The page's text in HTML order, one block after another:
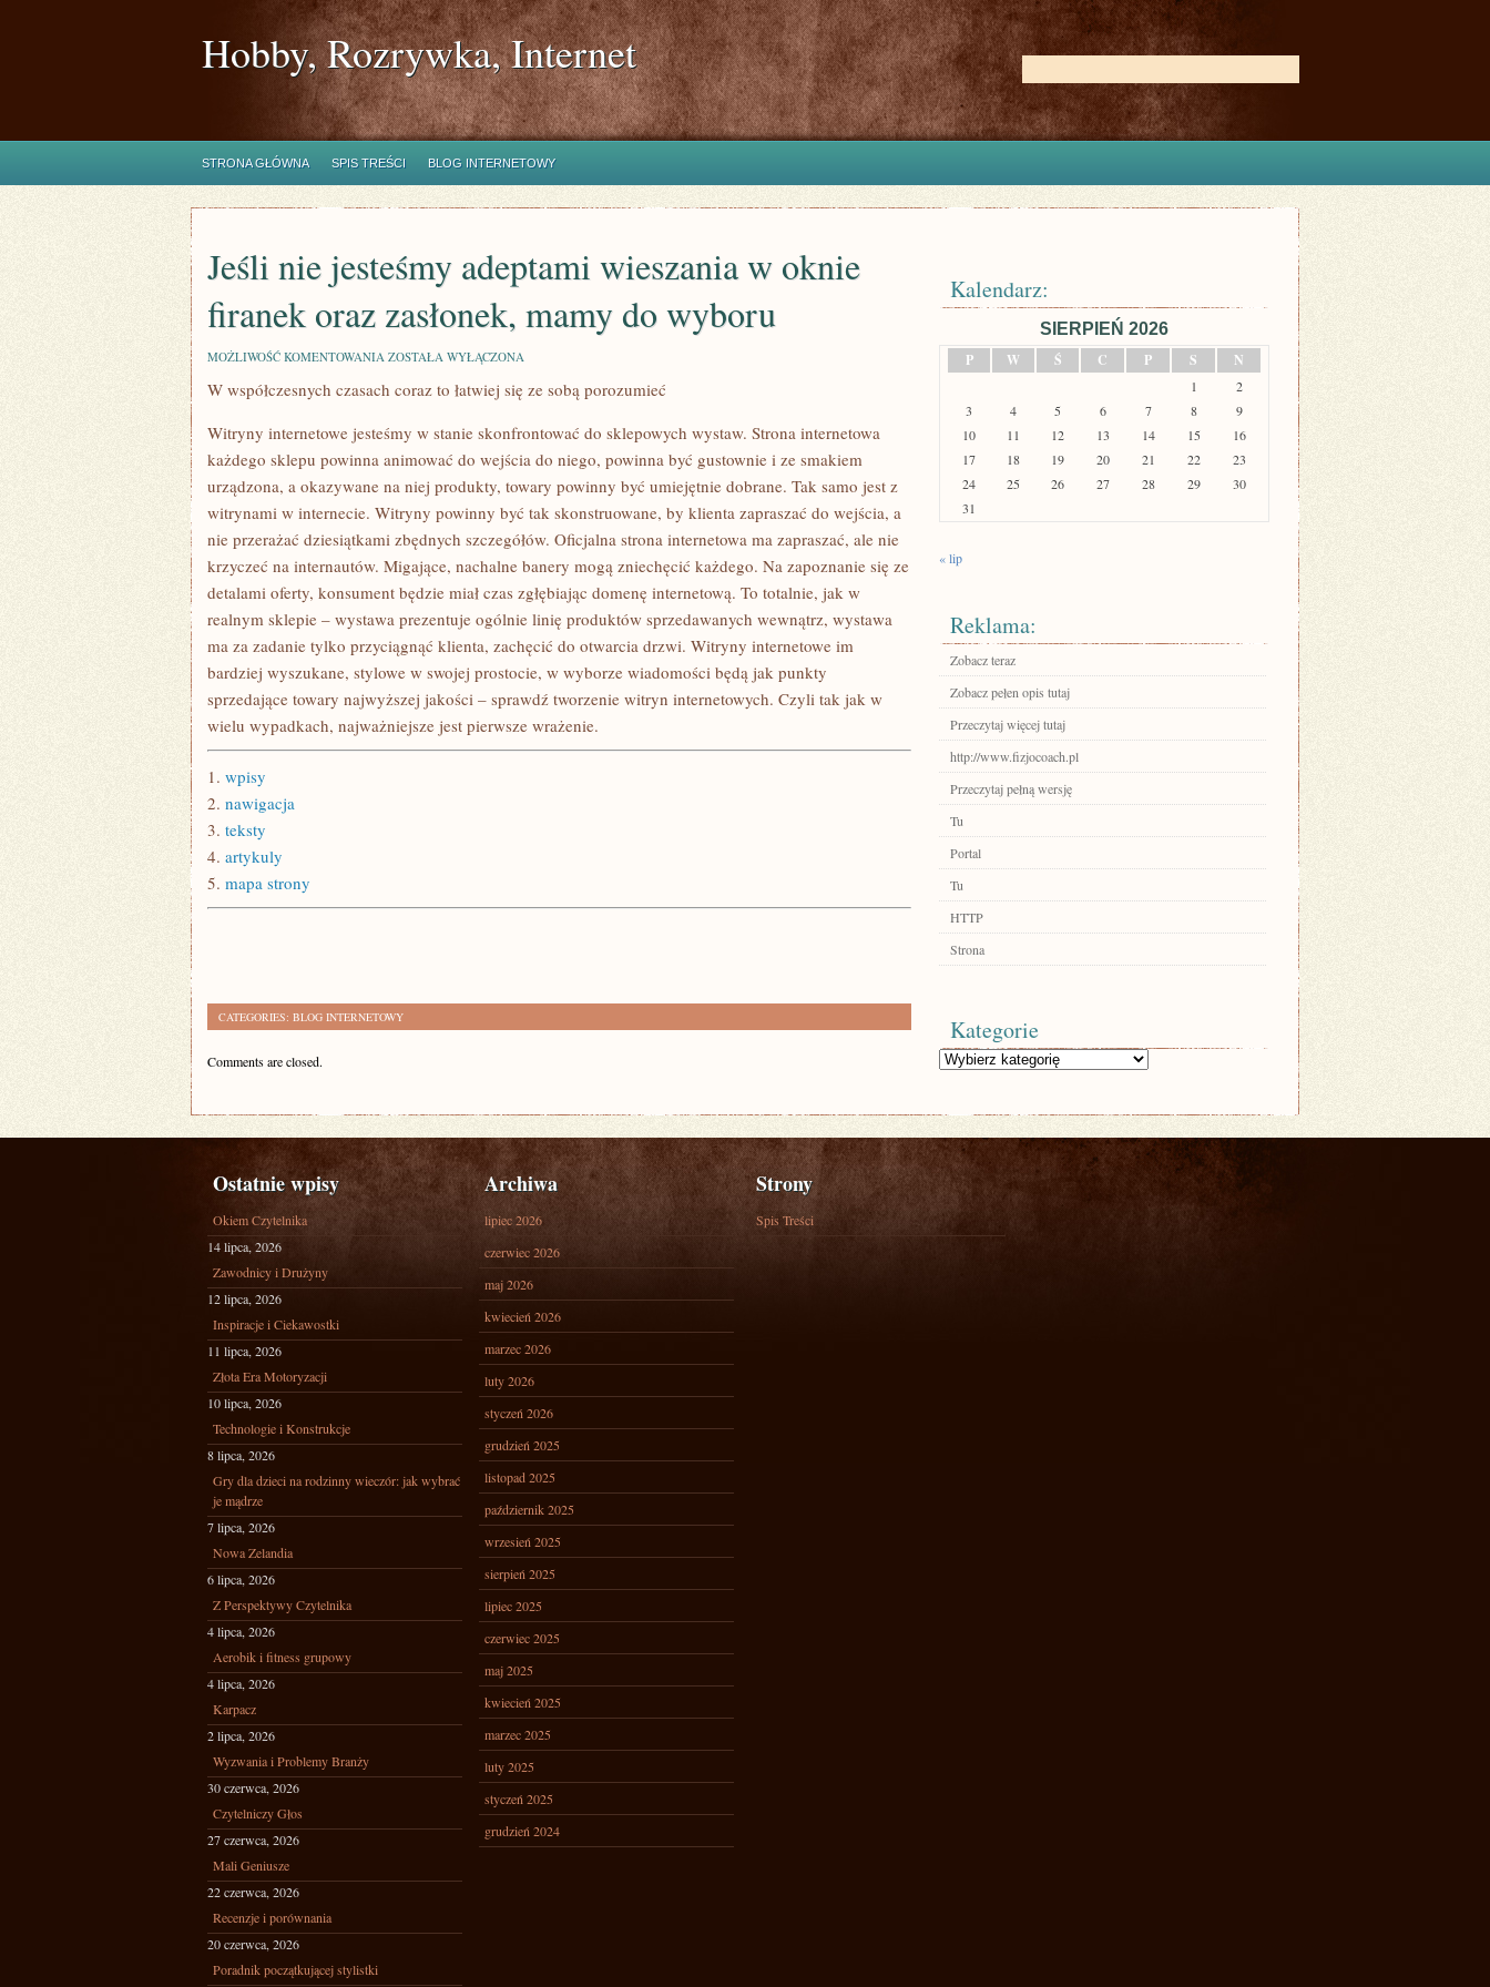
Hobby, Rozrywka, Internet
STRONA GŁÓWNA SPIS TREŚCI BLOG INTERNETOWY
Jeśli nie jesteśmy adeptami wieszania w oknie
firanek oraz zasłonek, mamy do wyboru
MOŻLIWOŚĆ KOMENTOWANIA JEŚLI
JESTEŚMY
W
OKNIE
ORAZ
ZASŁONEK,
MAMY
DO
WYBORU
ZOSTAŁA WYŁĄCZONA
W współczesnych czasach coraz to łatwiej się ze sobą porozumieć
Witryny internetowe jesteśmy w stanie skonfrontować do sklepowych wystaw. Strona internetowa
każdego sklepu powinna animować do wejścia do niego, powinna być gustownie i ze smakiem
urządzona, a okazywane na niej produkty, towary powinny być umiejętnie dobrane. Tak samo jest z
witrynami w internecie. Witryny powinny być tak skonstruowane, by klienta zapraszać do wejścia, a
nie przerażać dziesiątkami zbędnych szczegółów. Oficjalna strona internetowa ma zapraszać, ale nie
krzyczeć na internautów. Migające, nachalne banery mogą zniechęcić każdego. Na zapoznanie się ze
detalami oferty, konsument będzie miał czas zgłębiając domenę internetową. To totalnie, jak w
realnym sklepie – wystawa prezentuje ogólnie linię produktów sprzedawanych wewnątrz, wystawa
ma za zadanie tylko przyciągnąć klienta, zachęcić do otwarcia drzwi. Witryny internetowe im
bardziej wyszukane, stylowe w swojej prostocie, w wyborze wiadomości będą jak punkty
sprzedające towary najwyższej jakości – sprawdź tworzenie witryn internetowych. Czyli tak jak w
wielu wypadkach, najważniejsze jest pierwsze wrażenie.
1. wpisy
2. nawigacja
3. teksty
4. artykuly
5. mapa strony
CATEGORIES: BLOG INTERNETOWY
Comments are closed.
Kalendarz:
SIERPIEŃ 2026
P
W Ś C P S N
1
2
3
4 5 6 7 8
9
10
11 12 13 14 15
16
17
18 19 20 21 22
23
24
25 26 27 28 29
30
31
« lip
Reklama:
Zobacz teraz
Zobacz pełen opis tutaj
Przeczytaj więcej tutaj
http://www.fizjocoach.pl
Przeczytaj pełną wersję
Tu
Portal
Tu
HTTP
Strona
Kategorie
Kategorie
Ostatnie wpisy
Okiem Czytelnika
14 lipca, 2026
Zawodnicy i Drużyny
12 lipca, 2026
Inspiracje i Ciekawostki
11 lipca, 2026
Złota Era Motoryzacji
10 lipca, 2026
Technologie i Konstrukcje
8 lipca, 2026
Gry dla dzieci na rodzinny wieczór: jak wybrać
je mądrze
7 lipca, 2026
Nowa Zelandia
6 lipca, 2026
Z Perspektywy Czytelnika
4 lipca, 2026
Aerobik i fitness grupowy
4 lipca, 2026
Karpacz
2 lipca, 2026
Wyzwania i Problemy Branży
30 czerwca, 2026
Czytelniczy Głos
27 czerwca, 2026
Mali Geniusze
22 czerwca, 2026
Recenzje i porównania
20 czerwca, 2026
Poradnik początkującej stylistki
Archiwa
lipiec 2026
czerwiec 2026
maj 2026
kwiecień 2026
marzec 2026
luty 2026
styczeń 2026
grudzień 2025
listopad 2025
październik 2025
wrzesień 2025
sierpień 2025
lipiec 2025
czerwiec 2025
maj 2025
kwiecień 2025
marzec 2025
luty 2025
styczeń 2025
grudzień 2024
Strony
Spis Treści